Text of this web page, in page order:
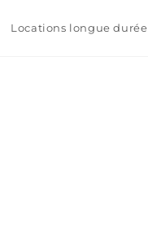
Locations longue durée